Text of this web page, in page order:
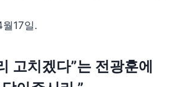
17일.
고치겠다”는 전광훈에